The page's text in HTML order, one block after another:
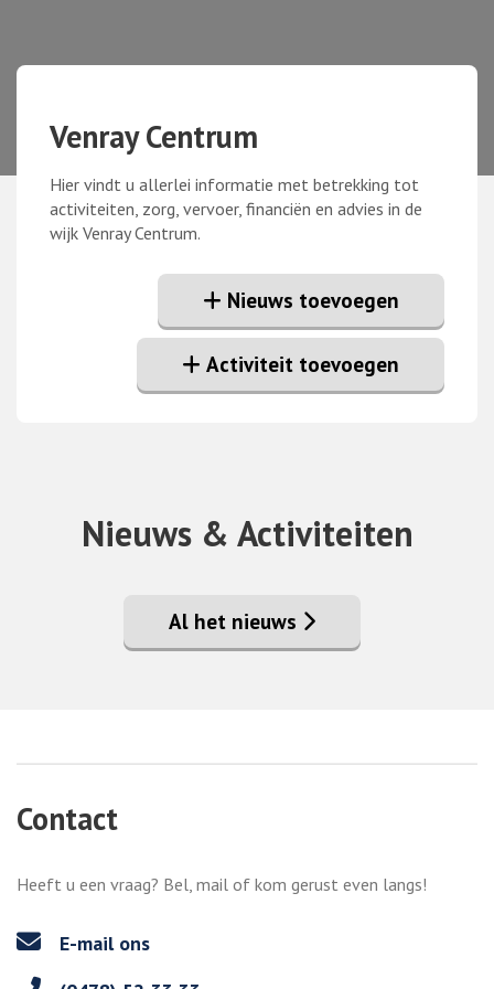
Venray Centrum
Hier vindt u allerlei informatie met betrekking tot
activiteiten, zorg, vervoer, financiën en advies in de
wijk Venray Centrum.
Nieuws toevoegen
Activiteit toevoegen
Nieuws & Activiteiten
Al het nieuws
Contact
Heeft u een vraag? Bel, mail of kom gerust even langs!
E-mail ons